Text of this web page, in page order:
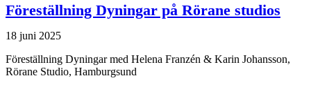
Föreställning Dyningar på Rörane studios
18 juni 2025
Föreställning Dyningar med Helena Franzén & Karin Johansson,
Rörane Studio, Hamburgsund